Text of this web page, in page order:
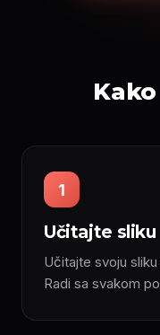
1
Učitajte sliku
Učitajte svoju
Radi sa svakom